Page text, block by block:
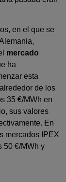
en el que se
mercado
ha
esta
de los
35 €/MWh en
sus valores
En
mercados IPEX
50 €/MWh y